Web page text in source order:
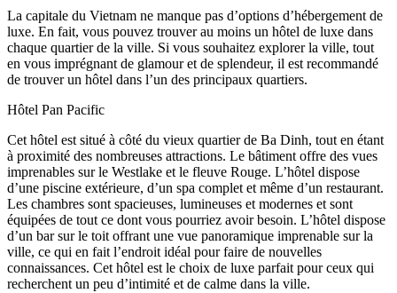
La capitale du Vietnam ne manque pas d’options d’hébergement de
luxe. En fait, vous pouvez trouver au moins un hôtel de luxe dans
chaque quartier de la ville. Si vous souhaitez explorer la ville, tout
en vous imprégnant de glamour et de splendeur, il est recommandé
de trouver un hôtel dans l’un des principaux quartiers.
Hôtel Pan Pacific
Cet hôtel est situé à côté du vieux quartier de Ba Dinh, tout en étant
à proximité des nombreuses attractions. Le bâtiment offre des vues
imprenables sur le Westlake et le fleuve Rouge. L’hôtel dispose
d’une piscine extérieure, d’un spa complet et même d’un restaurant.
Les chambres sont spacieuses, lumineuses et modernes et sont
équipées de tout ce dont vous pourriez avoir besoin. L’hôtel dispose
d’un bar sur le toit offrant une vue panoramique imprenable sur la
ville, ce qui en fait l’endroit idéal pour faire de nouvelles
connaissances. Cet hôtel est le choix de luxe parfait pour ceux qui
recherchent un peu d’intimité et de calme dans la ville.